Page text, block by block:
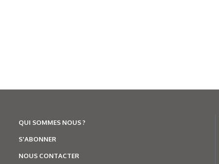
QUI SOMMES NOUS ?
S'ABONNER
NOUS CONTACTER